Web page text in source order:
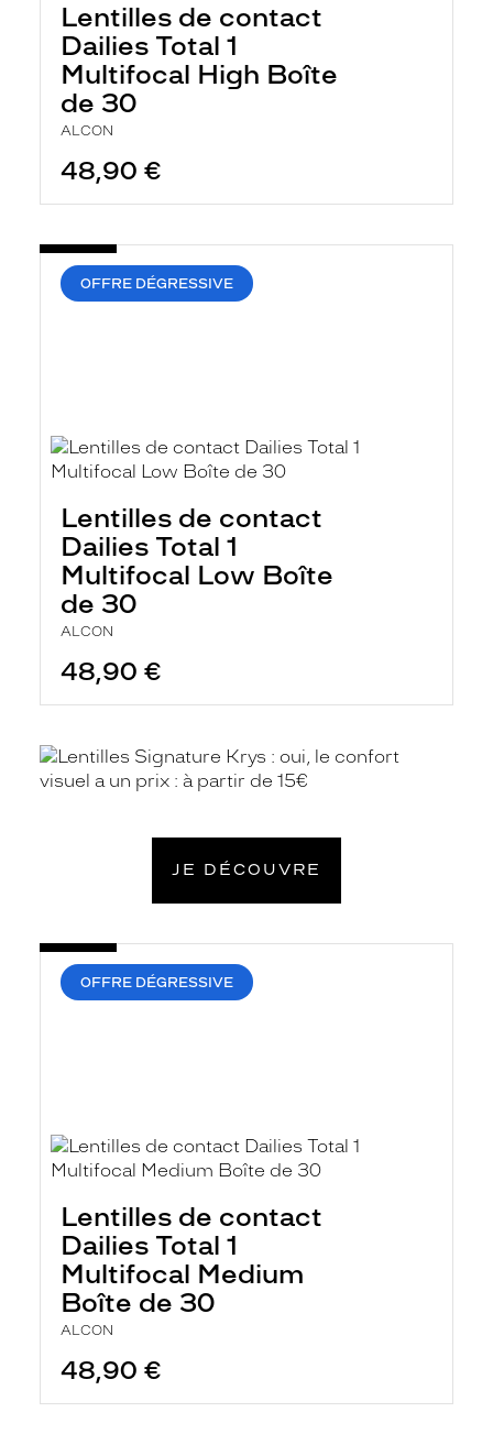
Lentilles de contact
Dailies Total 1
Multifocal High Boîte
de 30
ALCON
48,90 €
OFFRE DÉGRESSIVE
Lentilles de contact
Dailies Total 1
Multifocal Low Boîte
de 30
ALCON
48,90 €
JE DÉCOUVRE
En
savoir
OFFRE DÉGRESSIVE
Lentilles de contact
Dailies Total 1
Multifocal Medium
Boîte de 30
ALCON
48,90 €